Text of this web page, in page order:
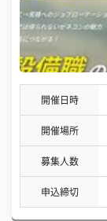
開催日時
開催場所
募集人数
申込締切